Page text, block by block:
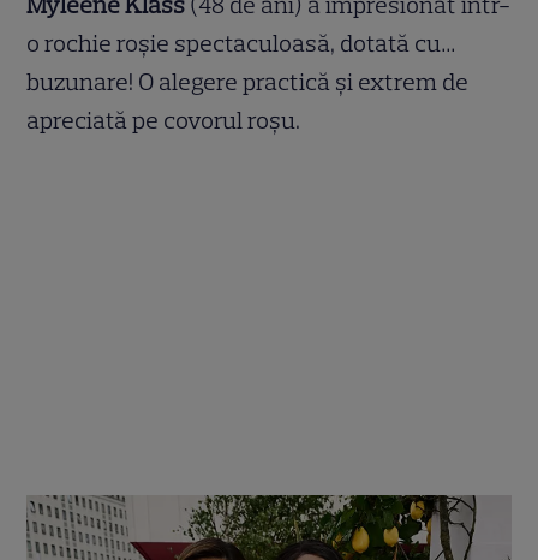
o rochie roșie spectaculoasă, dotată cu…
buzunare! O alegere practică și extrem de
apreciată pe covorul roșu.